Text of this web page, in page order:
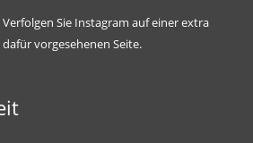
Verfolgen Sie Instagram auf einer extra
dafür vorgesehenen Seite.